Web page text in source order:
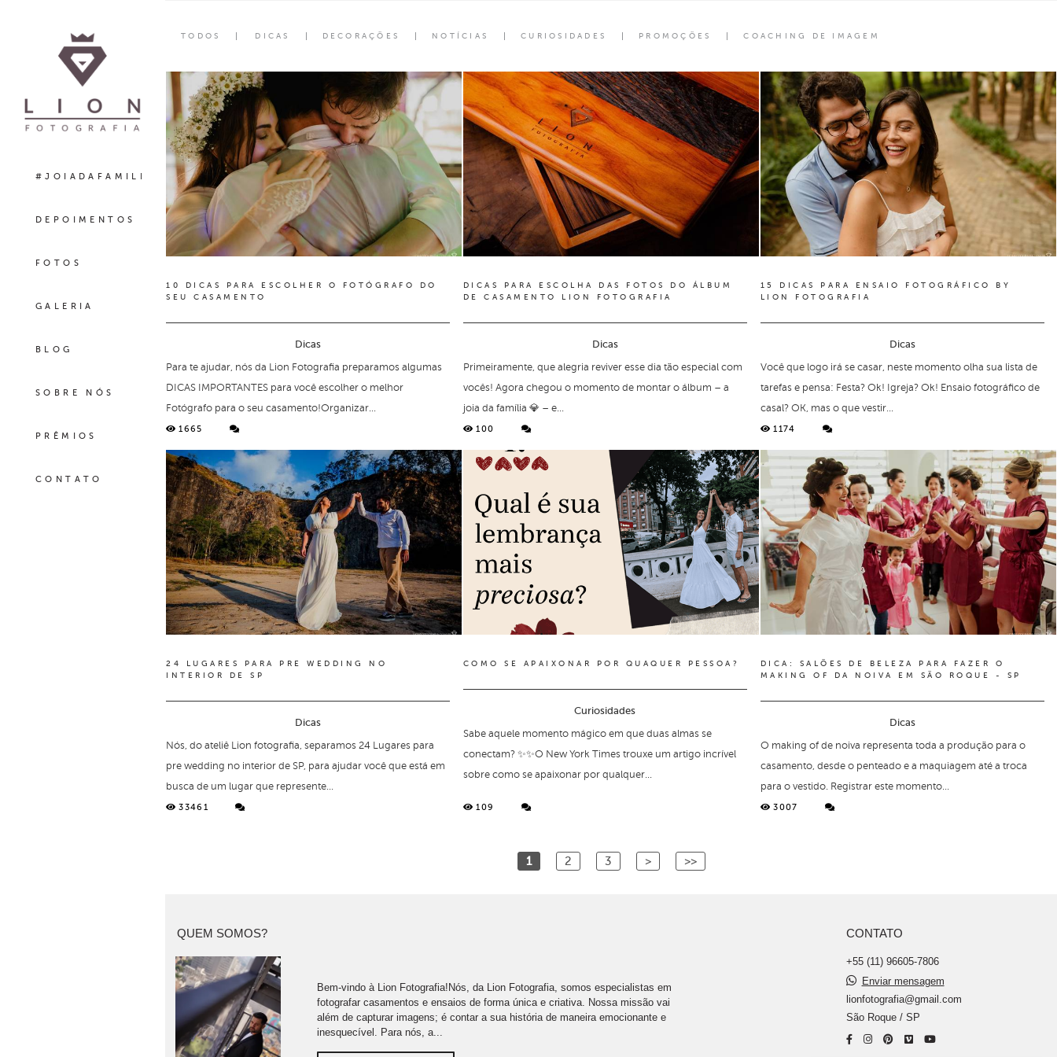
#JOIADAFAMILIA
DEPOIMENTOS
FOTOS
GALERIA
BLOG
SOBRE NÓS
PRÊMIOS
CONTATO
TODOS DICAS DECORAÇÕES NOTÍCIAS CURIOSIDADES PROMOÇÕES COACHING DE IMAGEM
10 DICAS PARA ESCOLHER O FOTÓGRAFO DO
SEU CASAMENTO
Dicas
1665
Para te ajudar, nós da Lion Fotografia preparamos algumas
DICAS IMPORTANTES para você escolher o melhor
Fotógrafo para o seu casamento!Organizar...
DICAS PARA ESCOLHA DAS FOTOS DO ÁLBUM
DE CASAMENTO LION FOTOGRAFIA
Dicas
100
Primeiramente, que alegria reviver esse dia tão especial com
vocês! Agora chegou o momento de montar o álbum – a
joia da família 💎 – e...
15 DICAS PARA ENSAIO FOTOGRÁFICO BY
LION FOTOGRAFIA
Dicas
1174
Você que logo irá se casar, neste momento olha sua lista de
tarefas e pensa: Festa? Ok! Igreja? Ok! Ensaio fotográfico de
casal? OK, mas o que vestir...
24 LUGARES PARA PRE WEDDING NO
INTERIOR DE SP
Dicas
33461
Nós, do ateliê Lion fotografia, separamos 24 Lugares para
pre wedding no interior de SP, para ajudar você que está em
busca de um lugar que represente...
COMO SE APAIXONAR POR QUAQUER PESSOA?
Curiosidades
109
Sabe aquele momento mágico em que duas almas se
conectam? ✨✨O New York Times trouxe um artigo incrível
sobre como se apaixonar por qualquer...
DICA: SALÕES DE BELEZA PARA FAZER O
MAKING OF DA NOIVA EM SÃO ROQUE - SP
Dicas
3007
O making of de noiva representa toda a produção para o
casamento, desde o penteado e a maquiagem até a troca
para o vestido. Registrar este momento...
1 2 3 > >>
QUEM SOMOS?
Bem-vindo à Lion Fotografia!Nós, da Lion Fotografia, somos especialistas em
fotografar casamentos e ensaios de forma única e criativa. Nossa missão vai
além de capturar imagens; é contar a sua história de maneira emocionante e
inesquecível. Para nós, a...
CONTATO
+55 (11) 96605-7806
Enviar mensagem
lionfotografia@gmail.com
São Roque / SP